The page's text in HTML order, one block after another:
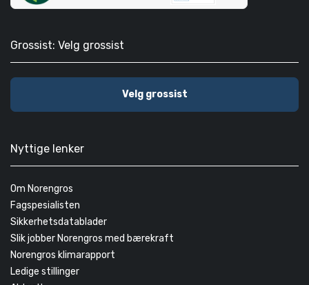
Grossist: Velg grossist
Velg grossist
Nyttige lenker
Om Norengros
Fagspesialisten
Sikkerhetsdatablader
Slik jobber Norengros med bærekraft
Norengros klimarapport
Ledige stillinger